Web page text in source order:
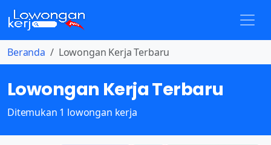
Beranda Lowongan Kerja Terbaru
Lowongan Kerja Terbaru
Ditemukan 1 lowongan kerja